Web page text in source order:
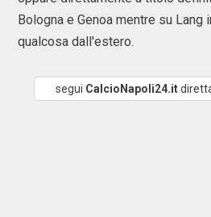
Bologna e Genoa mentre su Lang
qualcosa dall'estero.
segui CalcioNapoli24.it